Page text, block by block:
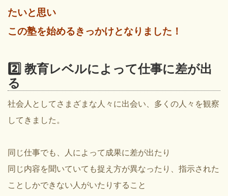
たいと思い
この塾を始めるきっかけとなりました！
2️⃣ 教育レベルによって仕事に差が出
る
社会人としてさまざまな人々に出会い、多くの人々を観察
してきました。
同じ仕事でも、人によって成果に差が出たり
同じ内容を聞いていても捉え方が異なったり、指示された
ことしかできない人がいたりすること